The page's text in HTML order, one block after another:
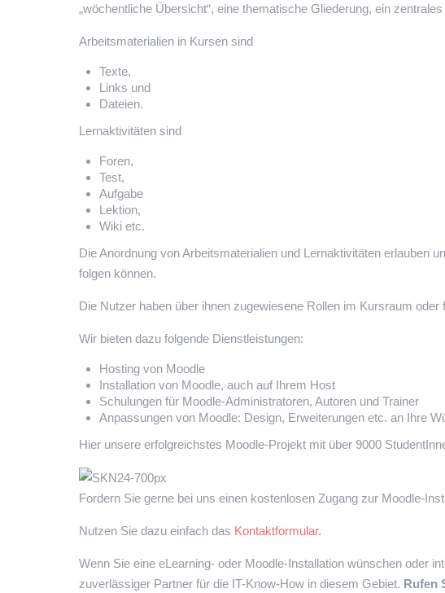
„wöchentliche Übersicht“, eine thematische Gliederung, ein
Arbeitsmaterialien in Kursen sind
Texte,
Links und
Dateien.
Lernaktivitäten sind
Foren,
Test,
Aufgabe
Lektion,
Wiki etc.
Die Anordnung von Arbeitsmaterialien und Lernaktivitäten erlauben
folgen können.
Die Nutzer haben über ihnen zugewiesene Rollen im Kursraum
Wir bieten dazu folgende Dienstleistungen:
Hosting von Moodle
Installation von Moodle, auch auf Ihrem Host
Schulungen für Moodle-Administratoren, Autoren und Trainer
Anpassungen von Moodle: Design, Erweiterungen etc. an Ihre
Hier unsere erfolgreichstes Moodle-Projekt mit über 9000
Fordern Sie gerne bei uns einen kostenlosen Zugang zur Moodle-
Nutzen Sie dazu einfach das Kontaktformular.
Wenn Sie eine eLearning- oder Moodle-Installation wünschen oder
zuverlässiger Partner für die IT-Know-How in diesem Gebiet. Rufen